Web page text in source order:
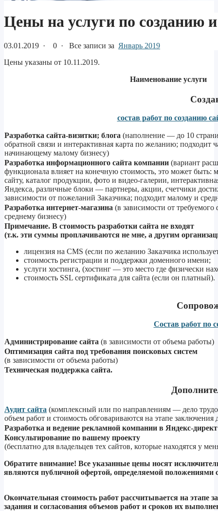
Цены на услуги по созданию
03.01.2019 · 0 · Все записи за Январь 2019
Цены указаны от 10.11.2019.
Наименование услуги
состав работ по созданию
Разработка сайта-визитки; блога (наполнение — до 10
обратной связи и интерактивная карта по желанию; подходит
начинающему малому бизнесу)
Разработка информационного сайта компании (вариант
функционала влияет на конечную стоимость, это может быть:
сайту, каталог продукции, фото и видео-галерии,
Яндекса, различные блоки — партнеры, акции, счетчики
зависимости от пожеланий Заказчика; подходит малому и
Разработка интернет-магазина (в зависимости от
среднему бизнесу)
Примечание. В стоимость разработки сайта не входят
(т.к. эти суммы проплачиваются не мне, а другим
лицензия на CMS (если по желанию Заказчика
стоимость регистрации и поддержки доменного имени;
услуги хостинга, (хостинг — это место где физически
стоимость SSL сертификата для сайта (если он платный).
Состав работ по
Администрирование сайта (в зависимости от объема работы)
Оптимизация сайта под требования поисковых систем
(в зависимости от объема работы)
Техническая поддержка сайта.
Аудит сайта (комплексный или по направлениям — дело
объем работ и стоимость обговариваются на этапе заключения
Разработка и ведение рекламной компании в Яндекс-директ
Консультирование по вашему проекту
(бесплатно для владельцев тех сайтов, которые находятся у
Обратите внимание! Все указанные цены носят
являются публичной офертой, определяемой положениями
Окончательная стоимость работ рассчитывается на
задания и согласования объемов работ и сроков их